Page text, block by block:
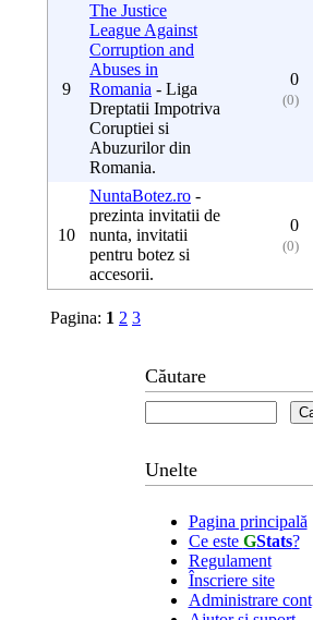
Căutare
Unelte
Pagina principală
Ce este GStats?
Regulament
Înscriere site
Administrare cont
9
The Justice
League Against
Corruption and
Abuses in
Romania - Liga
Dreptatii Impotriva
Coruptiei si
Abuzurilor din
Romania.
0
(0)
10
NuntaBotez.ro -
prezinta invitatii de
nunta, invitatii
pentru botez si
accesorii.
0
(0)
Pagina: 1 2 3